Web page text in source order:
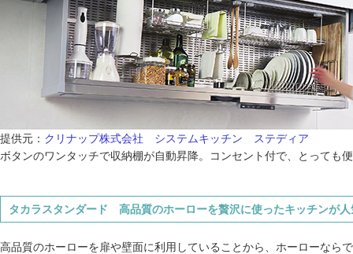
提供元： クリナップ株式会社 システムキッチン ステディア
ボタンのワンタッチで収納棚が自動昇降。コンセント付で、とっても
タカラスタンダード 高品質のホーローを贅沢に使ったキッチンが人
高品質のホーローを扉や壁面に利用していることから、ホーローなら